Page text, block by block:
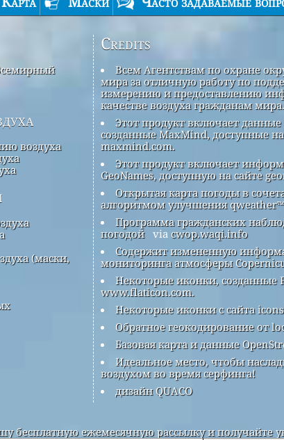
воздуха
(маски,
Credits
Всем Агентствам по охране
мира за отличную работу по
измерению и предоставлению
качестве воздуха гражданам мира.
Этот продукт включает данные
созданные MaxMind, доступные
maxmind.com.
Этот продукт включает
GeoNames, доступную на сайте
Открытая карта погоды в
алгоритмом улучшения qweather™
Программа гражданских
погодой via cwop.waqi.info
Содержит измененную
мониторинга атмосферы
Некоторые иконки, созданные
www.flaticon.com.
Некоторые иконки с сайта
Обратное геокодирование от
Базовая карта и данные
Идеальное место, чтобы
воздухом во время серфинга!
дизайн QUACO
бесплатную ежемесячную рассылку и получайте